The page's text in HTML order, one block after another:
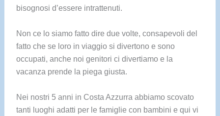
bisognosi d’essere intrattenuti.
Non ce lo siamo fatto dire due volte, consapevoli del
fatto che se loro in viaggio si divertono e sono
occupati, anche noi genitori ci divertiamo e la
vacanza prende la piega giusta.
Nei nostri 5 anni in Costa Azzurra abbiamo scovato
tanti luoghi adatti per le famiglie con bambini e qui vi